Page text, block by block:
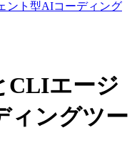
ント型AIコーディング
CLIエージ
ィングツー